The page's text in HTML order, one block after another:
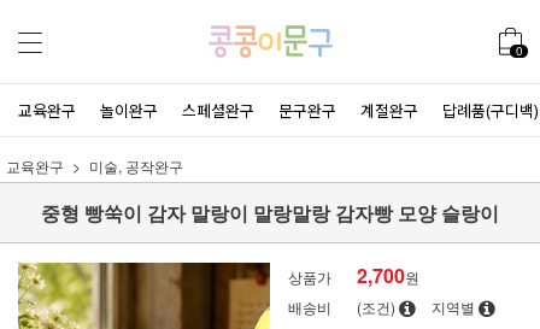
0
교육완구 놀이완구 스페셜완구 문구완구 계절완구 답례품(구디백)
교육완구 미술, 공작완구
중형 빵쑥이 감자 말랑이 말랑말랑 감자빵 모양 슬랑이
상품가 2,700원
배송비
(조건) 지역별